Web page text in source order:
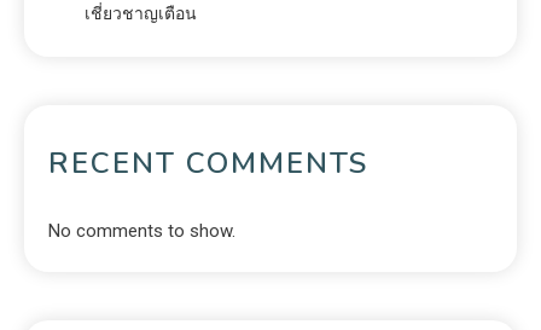
เชี่ยวชาญเตือน
RECENT COMMENTS
No comments to show.